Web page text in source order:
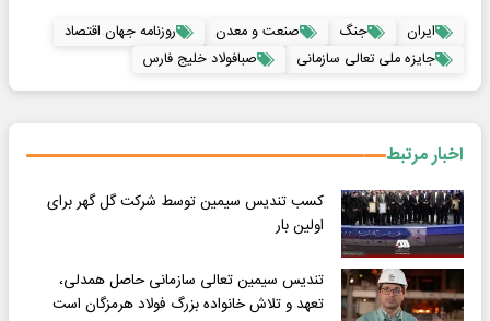
ایران جنگ صنعت و معدن
روزنامه جهان اقتصاد
جایزه ملی تعالی سازمانی
صبافولاد خلیج فارس
اخبار مرتبط
کسب تندیس سیمین توسط شرکت گل گهر برای
اولین بار
تندیس سیمین تعالی سازمانی حاصل همدلی،
تعهد و تلاش خانواده بزرگ فولاد هرمزگان است